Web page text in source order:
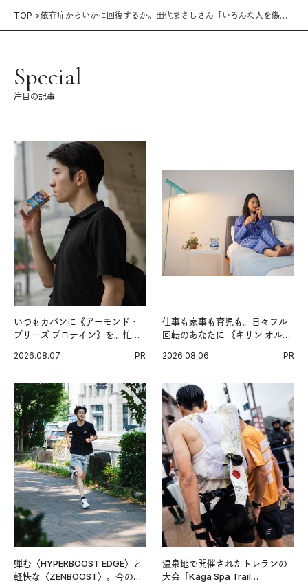
TOP
依存症からいかに回復するか。田代まさしさん「いろんな人を傷つ
Special
注目の記事
いつもカバンに《アーモンド・
ブリーズ プロテイン》を。忙し
グ習慣。
2026.08.07 PR
仕事も家事も育児も。日々フル
回転のあなたに 《キリン オルニ
2026.08.06 PR
弾む〈HYPERBOOST EDGE〉と
軽快な〈ZENBOOST〉。今の時
温泉地で開催されたトレランの
大会「Kaga Spa Trail